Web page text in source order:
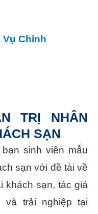
Vụ Chỉnh
TRỊ NHÂN
SẠN
sinh viên mẫu
sạn với đề tài về
khách sạn, tác giả
trải nghiệp tại